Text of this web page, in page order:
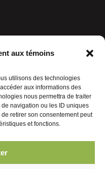
aux témoins
utilisons des technologies
aux informations des
nous permettra de traiter
navigation ou les ID uniques
retirer son consentement peut
et fonctions.
aux témoins